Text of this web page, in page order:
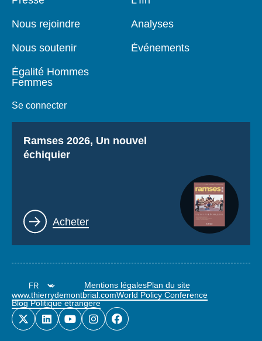
Nous rejoindre
Nous soutenir
Égalité Hommes
Femmes
Se connecter
Analyses
Événements
Titre
Ramses 2026, Un nouvel
échiquier
Lien
Acheter
Mentions légalesPlan du site
www.thierrydemontbrial.comWorld Policy Conference
Blog Politique étrangère